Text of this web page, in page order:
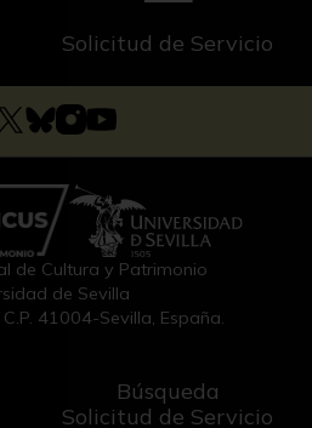
Solicitud de Servicio
de Cultura y Patrimonio
de Sevilla
41004-Sevilla, España.
Búsqueda
Solicitud de Servicio